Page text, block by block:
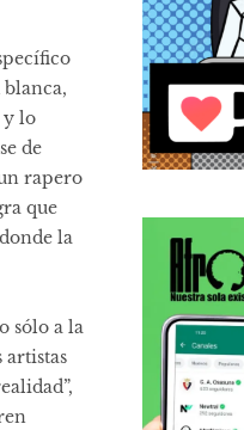
y lo
de
rapero
que
la
sólo a la
artistas